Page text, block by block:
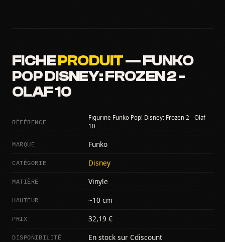
FICHEPRODUIT— FUNKO
POP DISNEY: FROZEN 2 -
OLAF 10
RÉFÉRENCE
Figurine Funko Pop! Disney: Frozen 2 - Olaf
10
MARQUE Funko
CATÉGORIE Disney
MATIÈRE Vinyle
HAUTEUR ~10 cm
PRIX 32,19 €
DISPONIBILITÉ En stock sur Cdiscount